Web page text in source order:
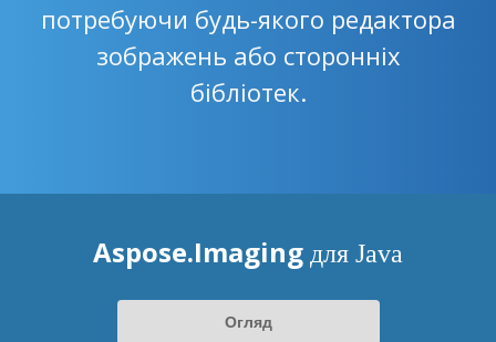
потребуючи будь-якого редактора
зображень або сторонніх
бібліотек.
Aspose.Imaging для Java
Огляд